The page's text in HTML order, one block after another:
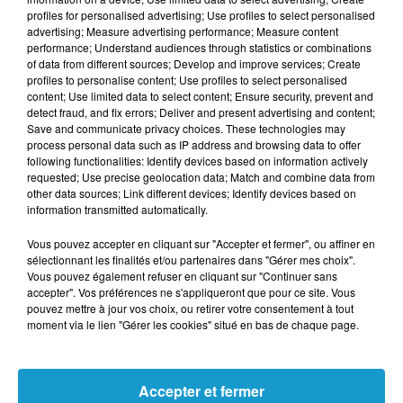
profiles for personalised advertising; Use profiles to select personalised
advertising; Measure advertising performance; Measure content
performance; Understand audiences through statistics or combinations
of data from different sources; Develop and improve services; Create
profiles to personalise content; Use profiles to select personalised
content; Use limited data to select content; Ensure security, prevent and
detect fraud, and fix errors; Deliver and present advertising and content;
Save and communicate privacy choices. These technologies may
process personal data such as IP address and browsing data to offer
following functionalities: Identify devices based on information actively
requested; Use precise geolocation data; Match and combine data from
other data sources; Link different devices; Identify devices based on
information transmitted automatically.
Vous pouvez accepter en cliquant sur "Accepter et fermer", ou affiner en
sélectionnant les finalités et/ou partenaires dans "Gérer mes choix".
Vous pouvez également refuser en cliquant sur "Continuer sans
accepter". Vos préférences ne s'appliqueront que pour ce site. Vous
pouvez mettre à jour vos choix, ou retirer votre consentement à tout
moment via le lien "Gérer les cookies" situé en bas de chaque page.
Accepter et fermer